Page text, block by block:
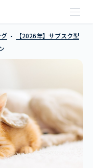
モグワン・モグニャン
【2026年】サブスク型